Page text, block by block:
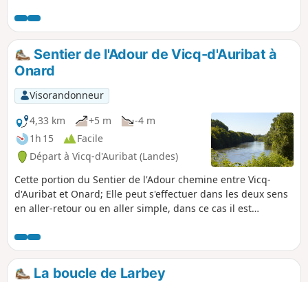
suite à l'abandon des gravières.
Sentier de l'Adour de Vicq-d'Auribat à
Onard
Visorandonneur
4,33 km
+5 m
-4 m
1h 15
Facile
Départ à Vicq-d'Auribat (Landes)
Cette portion du Sentier de l'Adour chemine entre Vicq-
d'Auribat et Onard; Elle peut s'effectuer dans les deux sens
en aller-retour ou en aller simple, dans ce cas il est
La boucle de Larbey